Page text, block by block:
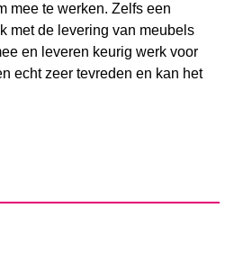
mee te werken. Zelfs een
met de levering van meubels
en leveren keurig werk voor
echt zeer tevreden en kan het